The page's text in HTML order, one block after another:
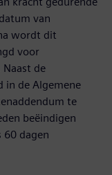
van
wordt dit
voor
de
in de Algemene
te
beëindigen
dagen